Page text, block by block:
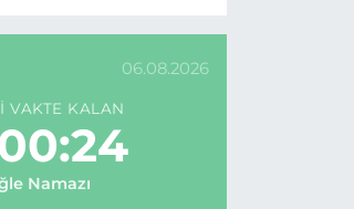
06.08.2026
VAKTE KALAN
Namazı